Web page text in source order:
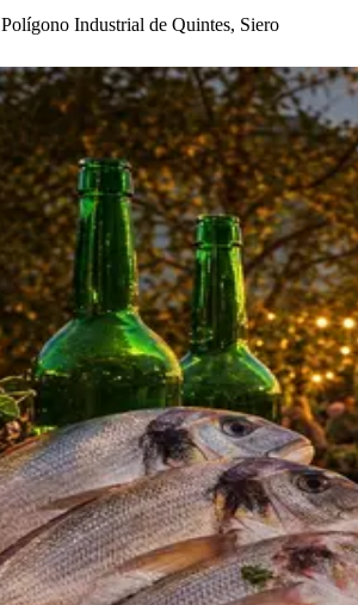
Polígono Industrial de Quintes, Siero